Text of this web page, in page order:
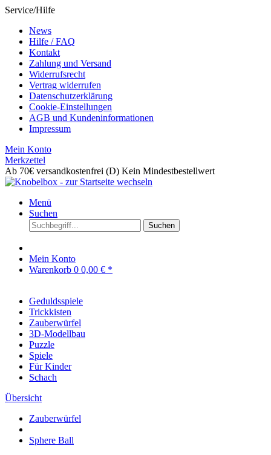
Service/Hilfe
News
Hilfe / FAQ
Kontakt
Zahlung und Versand
Widerrufsrecht
Vertrag widerrufen
Datenschutzerklärung
Cookie-Einstellungen
AGB und Kundeninformationen
Impressum
Mein Konto
Merkzettel
Ab 70€ versandkostenfrei (D) Kein Mindestbestellwert
Menü
Suchen
Suchen
Mein Konto
Warenkorb 0 0,00 € *
Geduldsspiele
Trickkisten
Zauberwürfel
3D-Modellbau
Puzzle
Spiele
Für Kinder
Schach
Übersicht
Zauberwürfel
Sphere Ball